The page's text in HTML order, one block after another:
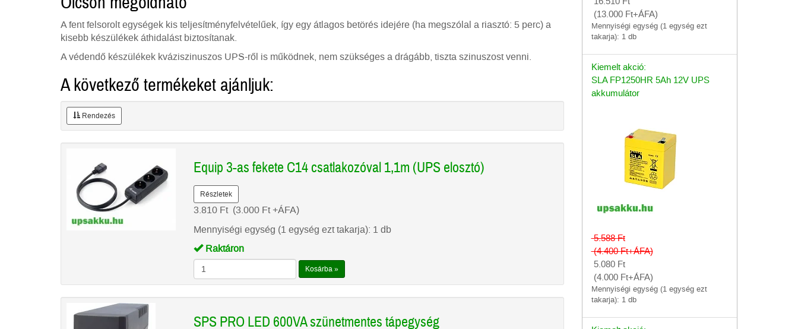
A fent felsorolt egységek kis teljesítményfelvételűek, így egy átlagos betörés idejére (ha megszólal a riasztó: 5 perc) a
kisebb készülékek áthidalást biztosítanak.
A védendő készülékek kváziszinuszos UPS-ről is működnek, nem szükséges a drágább, tiszta szinuszost venni.
A következő termékeket ajánljuk:
Rendezés
Equip 3-as fekete C14 csatlakozóval 1,1m (UPS elosztó)
Részletek
3.810 Ft(3.000 Ft+ÁFA)
Mennyiségi egység (1 egység ezt takarja): 1 db
Raktáron
Kosárba »
SPS PRO LED 600VA szünetmentes tápegység
(13.000 Ft+ÁFA)
Mennyiségi egység (1 egység ezt
takarja): 1 db
Kiemelt akció:
SLA FP1250HR 5Ah 12V UPS
akkumulátor
5.588Ft
(4.400Ft+ÁFA)
5.080 Ft
(4.000 Ft+ÁFA)
Mennyiségi egység (1 egység ezt
takarja): 1 db